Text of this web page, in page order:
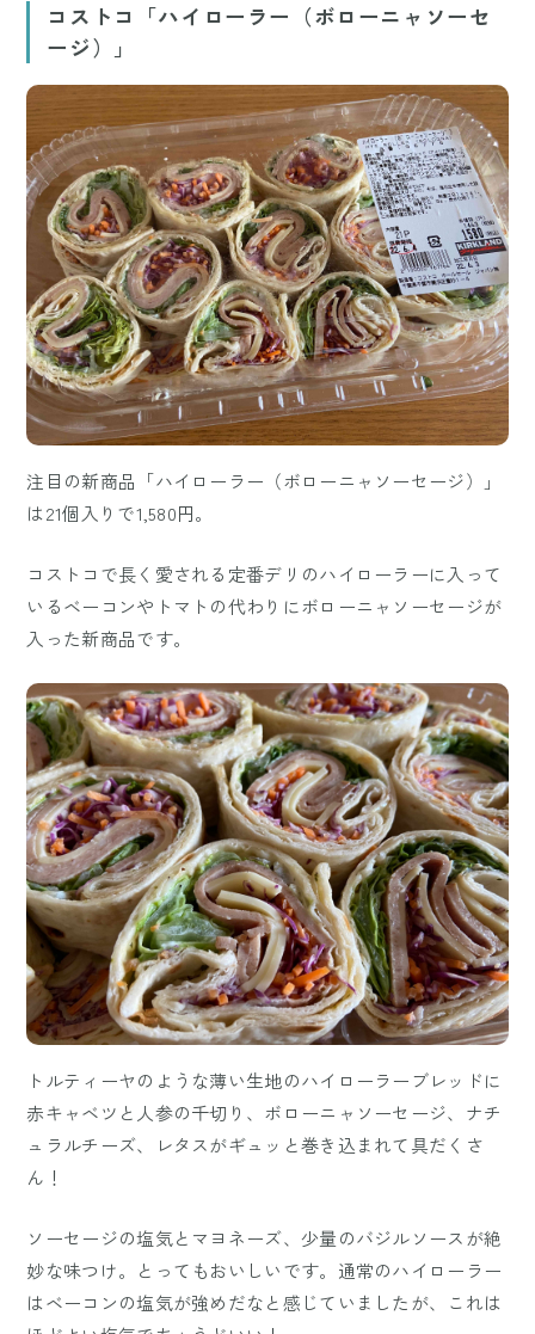
コストコ「ハイローラー（ボローニャソーセ
ージ）」
注目の新商品「ハイローラー（ボローニャソーセージ）」
は21個入りで1,580円。
コストコで長く愛される定番デリのハイローラーに入って
いるベーコンやトマトの代わりにボローニャソーセージが
入った新商品です。
トルティーヤのような薄い生地のハイローラーブレッドに
赤キャベツと人参の千切り、ボローニャソーセージ、ナチ
ュラルチーズ、レタスがギュッと巻き込まれて具だくさ
ん！
ソーセージの塩気とマヨネーズ、少量のバジルソースが絶
妙な味つけ。とってもおいしいです。通常のハイローラー
はベーコンの塩気が強めだなと感じていましたが、これは